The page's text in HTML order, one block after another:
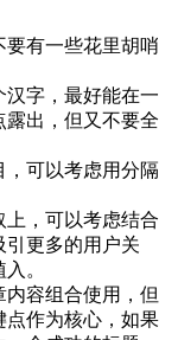
有一些花里胡哨
汉字，最好能在一
出，但又不要全
可以考虑用分隔
，可以考虑结合
引更多的用户关
。
容组合使用，但
点作为核心，如果